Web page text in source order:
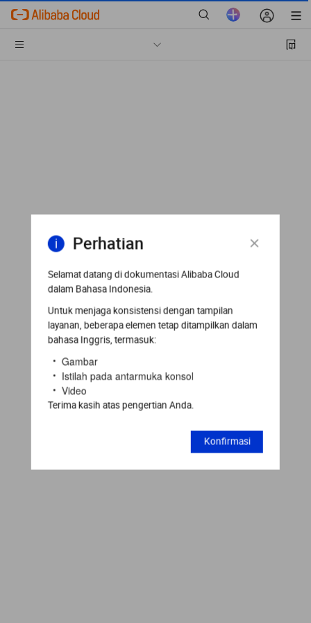
Perhatian
Selamat datang di dokumentasi Alibaba Cloud
dalam Bahasa Indonesia.
Untuk menjaga konsistensi dengan tampilan
layanan, beberapa elemen tetap ditampilkan dalam
bahasa Inggris, termasuk:
Gambar
Istilah pada antarmuka konsol
Video
Terima kasih atas pengertian Anda.
Konfirmasi